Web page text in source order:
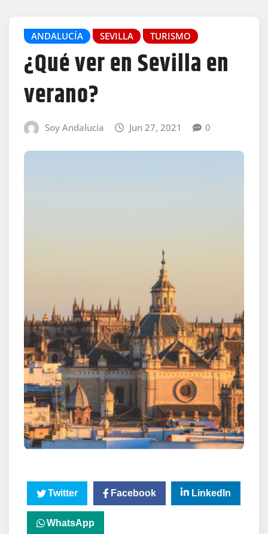
ANDALUCÍA SEVILLA TURISMO
¿Qué ver en Sevilla en
verano?
Soy Andalucía Jun 27, 2021 0
Twitter Facebook LinkedIn
WhatsApp